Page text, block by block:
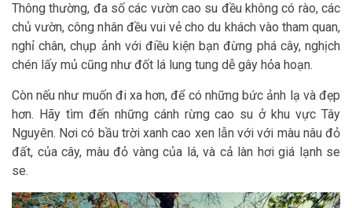
Thông thường, đa số các vườn cao su đều không có rào, các
chủ vườn, công nhân đều vui vẻ cho du khách vào tham quan,
nghỉ chân, chụp ảnh với điều kiện bạn đừng phá cây, nghịch
chén lấy mủ cũng như đốt lá lung tung dễ gây hỏa hoạn.
Còn nếu như muốn đi xa hơn, để có những bức ảnh lạ và đẹp
hơn. Hãy tìm đến những cánh rừng cao su ở khu vực Tây
Nguyên. Nơi có bầu trời xanh cao xen lẫn với với màu nâu đỏ
đất, của cây, màu đỏ vàng của lá, và cả làn hơi giá lạnh se
se.